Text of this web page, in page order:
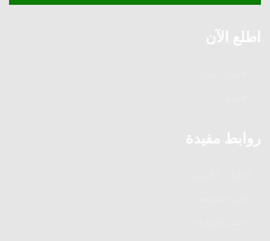
اطلع الآن
روابط مفيدة